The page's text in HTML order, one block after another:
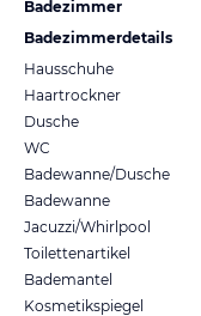
Badezimmer
Badezimmerdetails
Hausschuhe
Haartrockner
Dusche
WC
Badewanne/Dusche
Badewanne
Jacuzzi/Whirlpool
Toilettenartikel
Bademantel
Kosmetikspiegel